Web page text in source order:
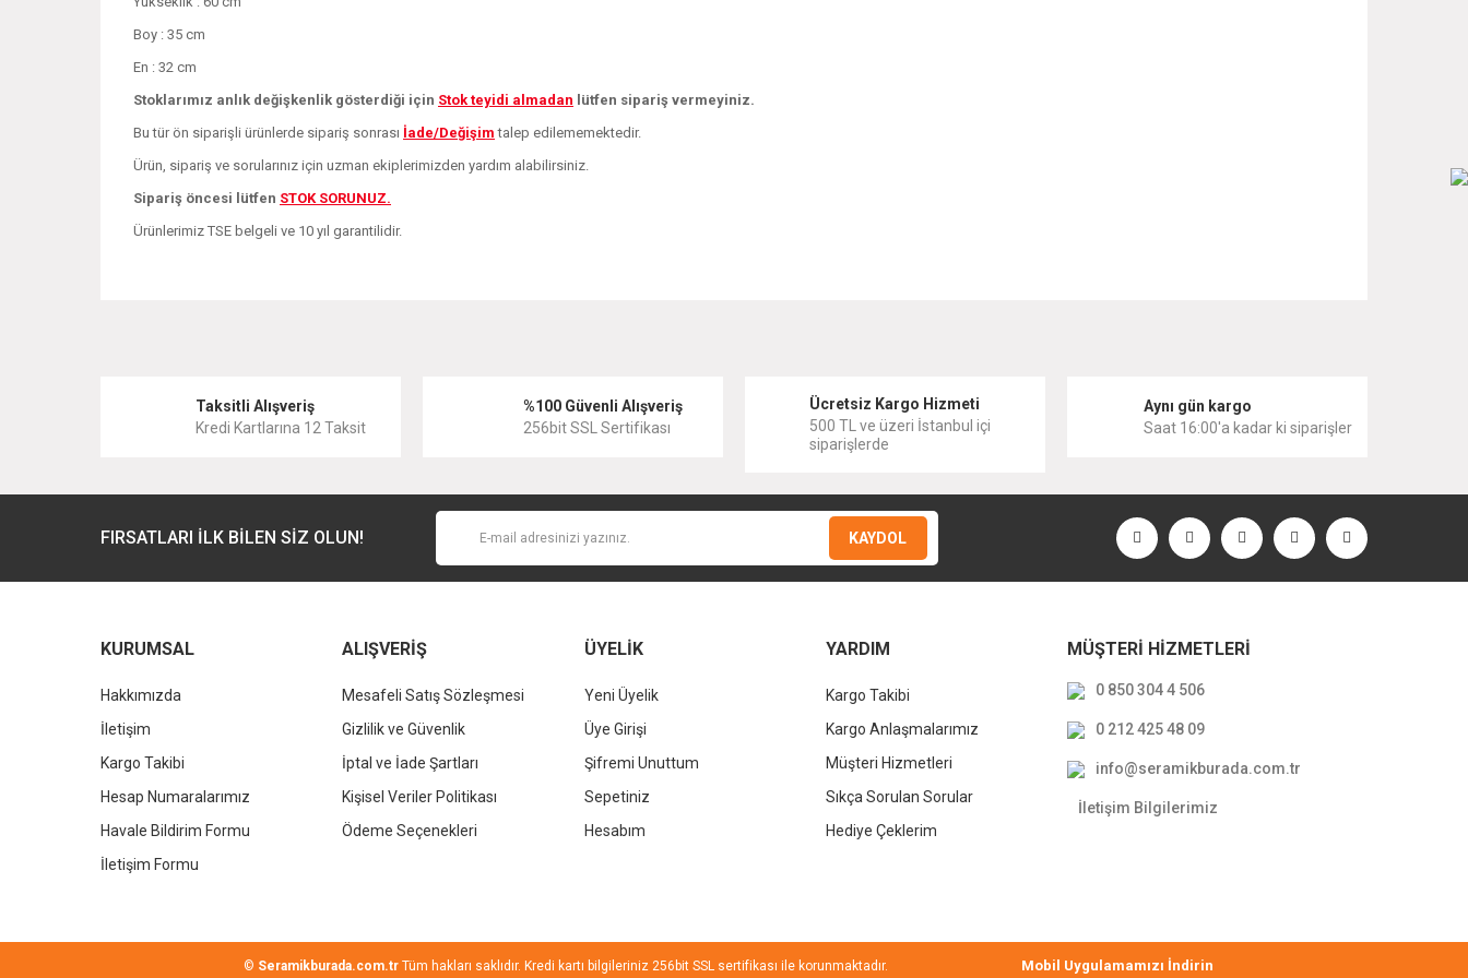
Boy : 35 cm
En : 32 cm
Stoklarımız anlık değişkenlik gösterdiği için Stok teyidi almadan lütfen sipariş vermeyiniz.
Bu tür ön siparişli ürünlerde sipariş sonrası İade/Değişim talep edilememektedir.
Ürün, sipariş ve sorularınız için uzman ekiplerimizden yardım alabilirsiniz.
Sipariş öncesi lütfen STOK SORUNUZ.
Ürünlerimiz TSE belgeli ve 10 yıl garantilidir.
Ürün resmi kalitesiz, bozuk veya görüntülenemiyor.
Ürün fiyatı diğer sitelerden daha pahalı.
Taksitli Alışveriş
Kredi Kartlarına 12 Taksit
%100 Güvenli Alışveriş
256bit SSL Sertifikası
Ücretsiz Kargo Hizmeti
500 TL ve üzeri İstanbul içi
siparişlerde
Aynı gün kargo
Saat 16:00'a kadar ki siparişler
FIRSATLARI İLK BİLEN SİZ OLUN! KAYDOL
KURUMSAL
Hakkımızda
İletişim
Kargo Takibi
Hesap Numaralarımız
Havale Bildirim Formu
İletişim Formu
ALIŞVERİŞ
Mesafeli Satış Sözleşmesi
Gizlilik ve Güvenlik
İptal ve İade Şartları
Kişisel Veriler Politikası
Ödeme Seçenekleri
ÜYELİK
Yeni Üyelik
Üye Girişi
Şifremi Unuttum
Sepetiniz
Hesabım
YARDIM
Kargo Takibi
Kargo Anlaşmalarımız
Müşteri Hizmetleri
Sıkça Sorulan Sorular
Hediye Çeklerim
MÜŞTERİ HİZMETLERİ
0 850 304 4 506
0 212 425 48 09
info@seramikburada.com.tr
İletişim Bilgilerimiz
© Seramikburada.com.tr Tüm hakları saklıdır. Kredi kartı bilgileriniz 256bit SSL sertifikası ile korunmaktadır. Mobil Uygulamamızı İndirin